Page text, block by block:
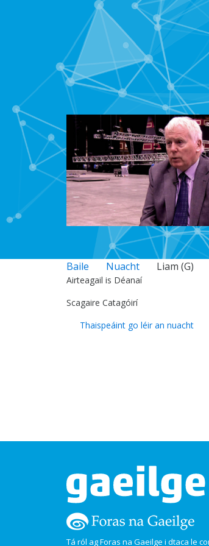
Baile Nuacht Liam (G)
Airteagail is Déanaí
Scagaire Catagóirí
Thaispeáint go léir an nuacht
Tá ról ag Foras na Gaeilge i dtaca le